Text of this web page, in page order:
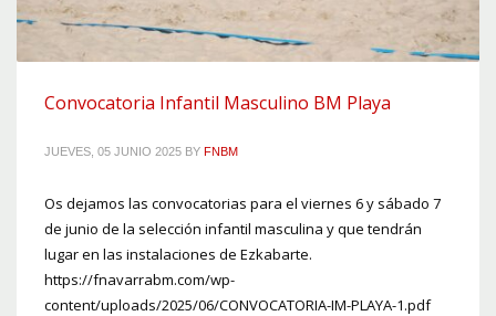
Convocatoria Infantil Masculino BM Playa
JUEVES, 05 JUNIO 2025 BY FNBM
Os dejamos las convocatorias para el viernes 6 y sábado 7
de junio de la selección infantil masculina y que tendrán
lugar en las instalaciones de Ezkabarte.
https://fnavarrabm.com/wp-
content/uploads/2025/06/CONVOCATORIA-IM-PLAYA-1.pdf